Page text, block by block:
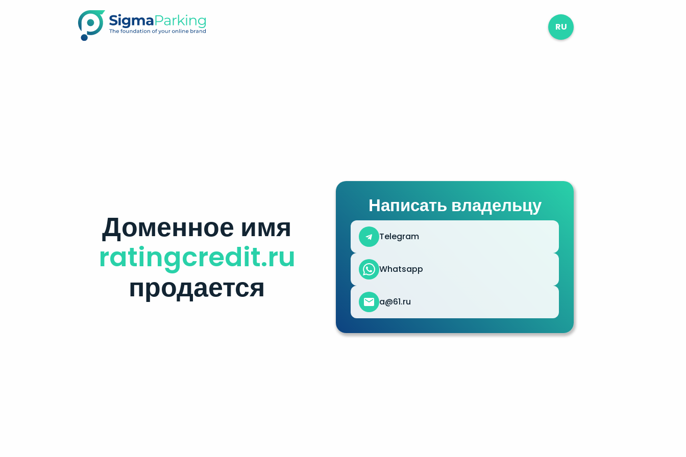
RU
Доменное имя
ratingcredit.ru
продается
Написать владельцу
Telegram
Whatsapp
a@61.ru